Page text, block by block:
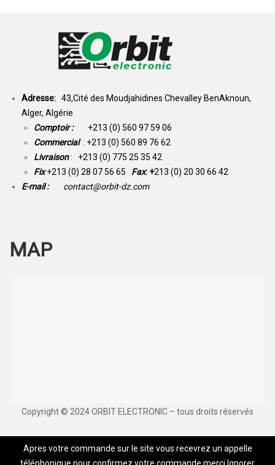
Adresse: 43,Cité des Moudjahidines Chevalley BenAknoun,
Alger, Algérie
Comptoir : +213 (0) 560 97 59 06
Commercial : +213 (0) 560 89 76 62
Livraison: +213 (0) 775 25 35 42
Fix +213 (0) 28 07 56 65 Fax: +213 (0) 20 30 66 42
E-mail :
contact@orbit-dz.com
MAP
Copyright © 2024 ORBIT ELECTRONIC – tous droits réservés
Apres votre commande sur le site vous recevrez un appelle